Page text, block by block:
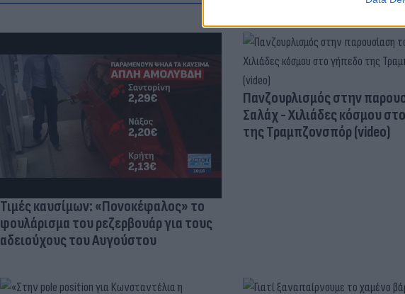
Τιμές καυσίμων: «Πονοκέφαλος» το
φουλάρισμα του ρεζερβουάρ για τους
αδειούχους του Αυγούστου
Πανζουρλισμός στην
Σαλάχ - Χιλιάδες κόσμου
της Τραμπζονσπόρ (video)